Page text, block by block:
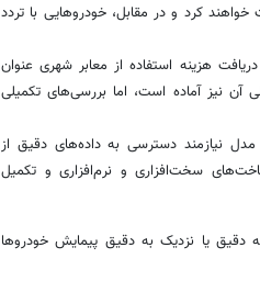
خواهند کرد و در مقابل، خودروهایی با تردد
هزینه استفاده از معابر شهری عنوان
نیز آماده است، اما بررسی‌های تکمیلی
نیازمند دسترسی به داده‌های دقیق از
سخت‌افزاری و نرم‌افزاری و تکمیل
یا نزدیک به دقیق پیمایش خودروها